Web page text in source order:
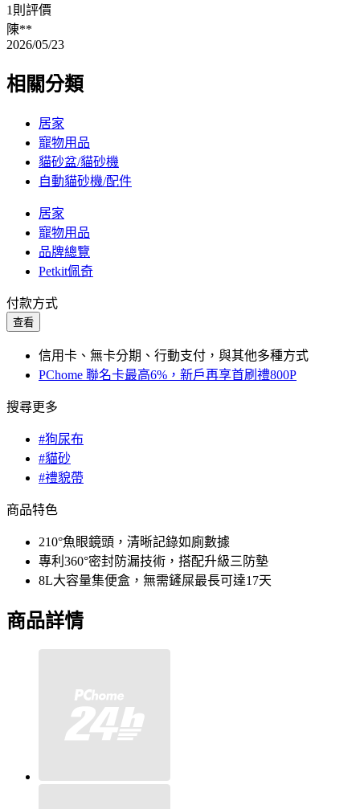
1則評價
陳**
2026/05/23
相關分類
居家
寵物用品
貓砂盆/貓砂機
自動貓砂機/配件
居家
寵物用品
品牌總覽
Petkit佩奇
付款方式
查看
信用卡、無卡分期、行動支付，與其他多種方式
PChome 聯名卡最高6%，新戶再享首刷禮800P
搜尋更多
#狗尿布
#貓砂
#禮貌帶
商品特色
210°魚眼鏡頭，清晰記錄如廁數據
專利360°密封防漏技術，搭配升級三防墊
8L大容量集便盒，無需鏟屎最長可達17天
商品詳情